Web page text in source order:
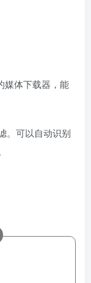
媒体下载器，能
。可以自动识别